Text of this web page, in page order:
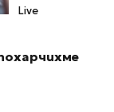
Live